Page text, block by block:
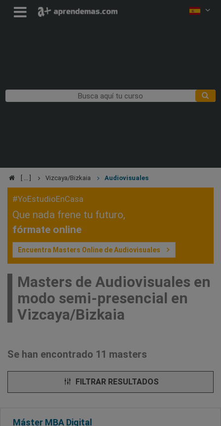
Vizcaya/Bizkaia Audiovisuales
#YoEstudioEnCasa
Que nada frene tu futuro,
fórmate online
Encuentra Masters Online de Audiovisuales
Masters de Audiovisuales en
modo semi-presencial en
Vizcaya/Bizkaia
Se han encontrado 11 masters
FILTRAR RESULTADOS
Máster MBA Digital